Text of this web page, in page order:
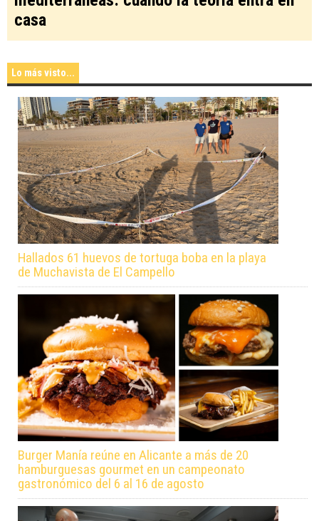
casa
Lo más visto...
Hallados 61 huevos de tortuga boba en la playa
de Muchavista de El Campello
Burger Manía reúne en Alicante a más de 20
hamburguesas gourmet en un campeonato
gastronómico del 6 al 16 de agosto